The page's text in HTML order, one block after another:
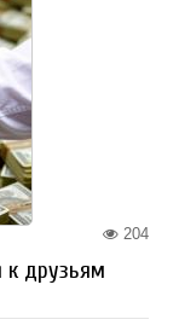
204
к друзьям